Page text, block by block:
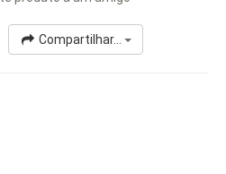
Compartilhar...